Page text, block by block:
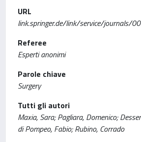
URL
link.springer.de/link/service/journals/
Referee
Esperti anonimi
Parole chiave
Surgery
Tutti gli autori
Maxia, Sara; Pagliara, Domenico;
di Pompeo, Fabio; Rubino, Corrado